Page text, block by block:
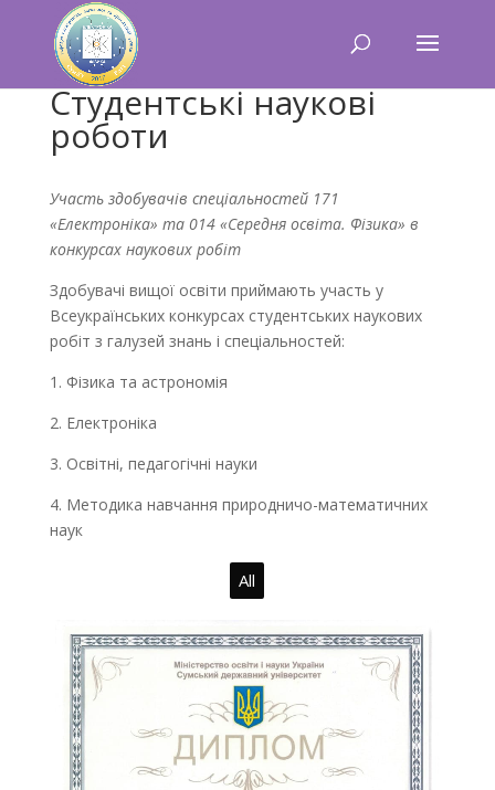
Студентські наукові
роботи
Участь здобувачів спеціальностей 171
«Електроніка» та 014 «Середня освіта. Фізика» в
конкурсах наукових робіт
Здобувачі вищої освіти приймають участь у
Всеукраїнських конкурсах студентських наукових
робіт з галузей знань і спеціальностей:
1. Фізика та астрономія
2. Електроніка
3. Освітні, педагогічні науки
4. Методика навчання природничо-математичних
наук
All